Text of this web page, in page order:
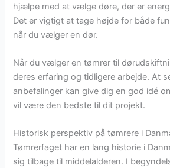
hjælpe med at vælge døre, der er
Det er vigtigt at tage højde for både
når du vælger en dør.
Når du vælger en tømrer til
deres erfaring og tidligere arbejde. At
anbefalinger kan give dig en god idé
vil være den bedste til dit projekt.
Historisk perspektiv på tømrere i
Tømrerfaget har en lang historie i
sig tilbage til middelalderen. I